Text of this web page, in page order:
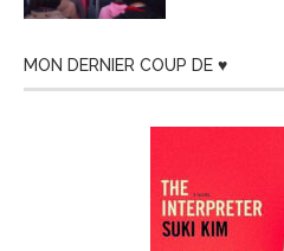
MON DERNIER COUP DE ♥